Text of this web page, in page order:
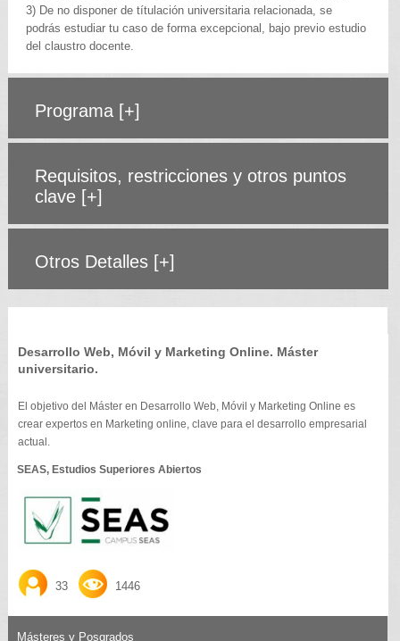
3) De no disponer de títulación universitaria relacionada, se
podrás estudiar tu caso de forma excepcional, bajo previo estudio
del claustro docente.
Programa [+]
Requisitos, restricciones y otros puntos
clave [+]
Otros Detalles [+]
Desarrollo Web, Móvil y Marketing Online. Máster
universitario.
El objetivo del Máster en Desarrollo Web, Móvil y Marketing Online es
crear expertos en Marketing online, clave para el desarrollo empresarial
actual.
SEAS, Estudios Superiores Abiertos
33 1446
Másteres y Posgrados